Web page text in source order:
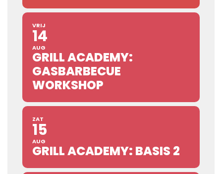
VRIJ
14
AUG
GRILL ACADEMY:
GASBARBECUE
WORKSHOP
ZAT
15
AUG
GRILL ACADEMY: BASIS 2